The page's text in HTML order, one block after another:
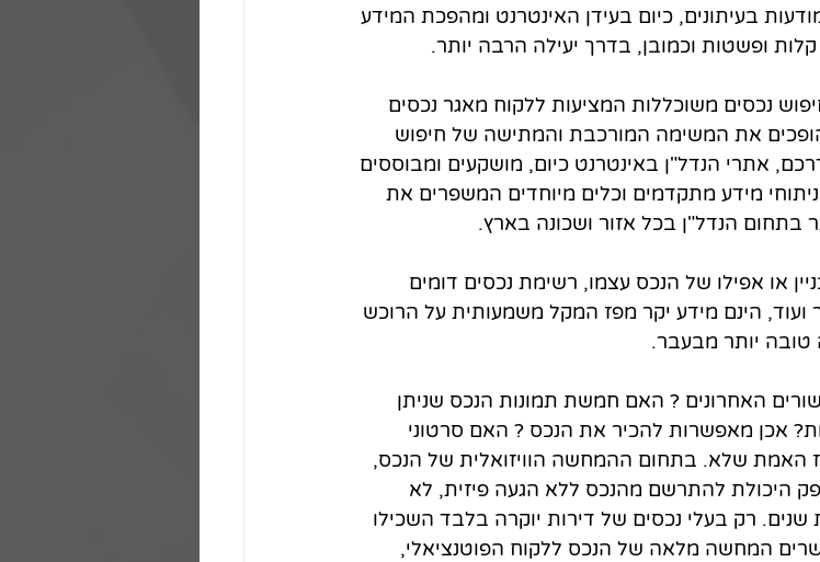
בעיתונים, כיום בעידן האינטרנט ומהפכת המידע
קלות ופשטות וכמובן, בדרך יעילה הרבה יותר.
נכסים משוכללות המציעות ללקוח מאגר נכסים
את המשימה המורכבת והמתישה של חיפוש
אתרי הנדל"ן באינטרנט כיום, מושקעים ומבוססים
מידע מתקדמים וכלים מיוחדים המשפרים את
בתחום הנדל"ן בכל אזור ושכונה בארץ.
או אפילו של הנכס עצמו, רשימת נכסים דומים
ועוד, הינם מידע יקר מפז המקל משמעותית על הרוכש
טובה יותר מבעבר.
האחרונים ? האם חמשת תמונות הנכס שניתן
אכן מאפשרות להכיר את הנכס ? האם סרטוני
האמת שלא. בתחום ההמחשה הוויזואלית של הנכס,
היכולת להתרשם מהנכס ללא הגעה פיזית, לא
רק בעלי נכסים של דירות יוקרה בלבד השכילו
המחשה מלאה של הנכס ללקוח הפוטנציאלי,